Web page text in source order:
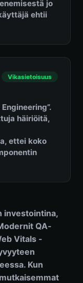
jo
ehtii
Vikasietoisuus
häiriöitä,
ettei koko
investointina,
QA-
Vitals -
Kun